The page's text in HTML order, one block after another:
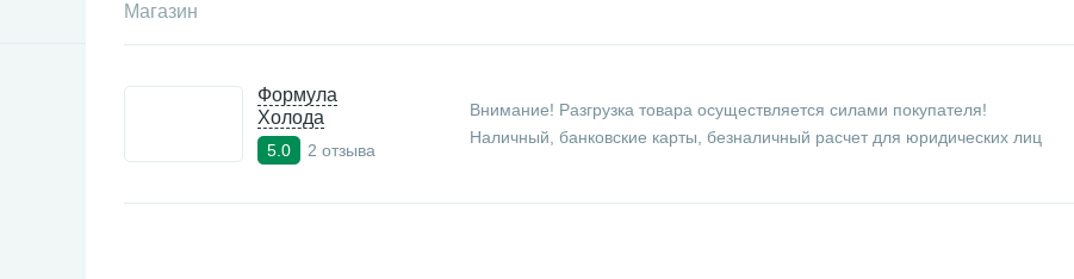
Магазин
Формула
Холода
5.0 2 отзыва
Внимание! Разгрузка товара осуществляется силами покупателя!
Наличный, банковские карты, безналичный расчет для юридических лиц